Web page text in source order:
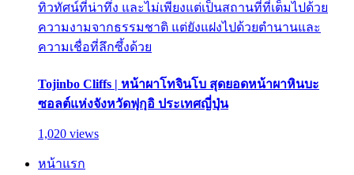
ทิวทัศน์ที่น่าทึ่ง และไม่เพียงแต่เป็นสถานที่ที่เต็มไปด้วย
ความงามจากธรรมชาติ แต่ยังแฝงไปด้วยตำนานและ
ความเชื่อที่ลึกซึ้งด้วย
Tojinbo Cliffs | หน้าผาโทจินโบ สุดยอดหน้าผาหินบะ
ซอลต์แห่งจังหวัดฟุกุอิ ประเทศญี่ปุ่น
1,020 views
หน้าแรก